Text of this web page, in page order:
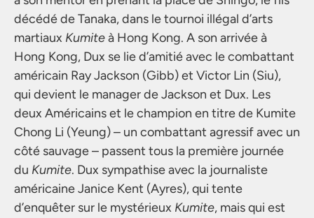
décédé de Tanaka, dans le tournoi illégal d’arts
martiaux Kumiteà Hong Kong. A son arrivée à
Hong Kong, Dux se lie d’amitié avec le combattant
américain Ray Jackson (Gibb) et Victor Lin (Siu),
qui devient le manager de Jackson et Dux. Les
deux Américains et le champion en titre de Kumite
Chong Li (Yeung) – un combattant agressif avec un
côté sauvage – passent tous la première journée
du Kumite. Dux sympathise avec la journaliste
américaine Janice Kent (Ayres), qui tente
d’enquêter sur le mystérieux Kumite, mais qui est